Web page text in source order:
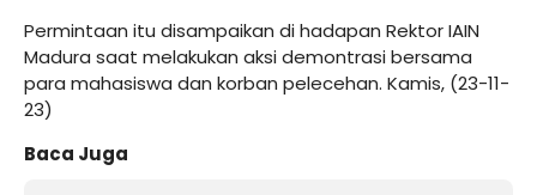
Permintaan itu disampaikan di hadapan Rektor IAIN
Madura saat melakukan aksi demontrasi bersama
para mahasiswa dan korban pelecehan. Kamis, (23-11-
23)
Baca Juga